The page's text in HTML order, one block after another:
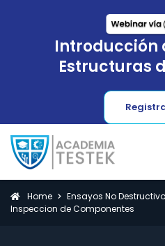
Introducción
Estructuras
Home
Ensayos No
Inspeccion de Componentes